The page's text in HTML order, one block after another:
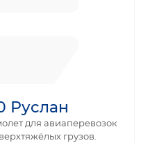
Руслан
для авиаперевозок
грузов.